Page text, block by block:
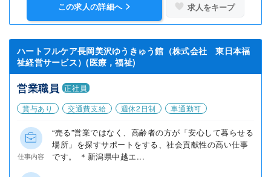
この求人の詳細へ 求人をキープ
ハートフルケア長岡美沢ゆうきゅう館（株式会社 東日本福
祉経営サービス）(医療，福祉)
営業職員 正社員
賞与あり
交通費支給 週休2日制 車通勤可
仕事内容
“売る”営業ではなく、高齢者の方が「安心して暮らせる
場所」を探すサポートをする、社会貢献性の高い仕事
です。 ＊新潟県中越エ...